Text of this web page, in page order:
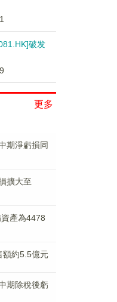
破发
更多
期淨虧損同
擴大至
產為4478
額約5.5億元
期除稅後虧